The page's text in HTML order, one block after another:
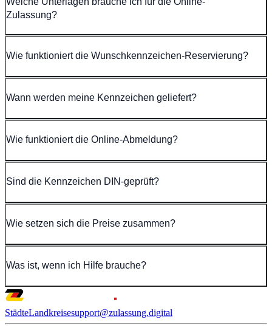
Zulassung?
Wie funktioniert die Wunschkennzeichen-Reservierung?
Wann werden meine Kennzeichen geliefert?
Wie funktioniert die Online-Abmeldung?
Sind die Kennzeichen DIN-geprüft?
Wie setzen sich die Preise zusammen?
Was ist, wenn ich Hilfe brauche?
StädteLandkreisesupport@zulassung.digital